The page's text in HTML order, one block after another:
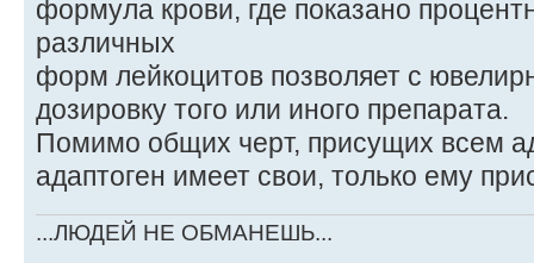
формула крови, где показано
различных
форм лейкоцитов позволяет с
дозировку того или иного препарата.
Помимо общих черт, присущих всем
адаптоген имеет свои, только ему
...ЛЮДЕЙ НЕ ОБМАНЕШЬ...